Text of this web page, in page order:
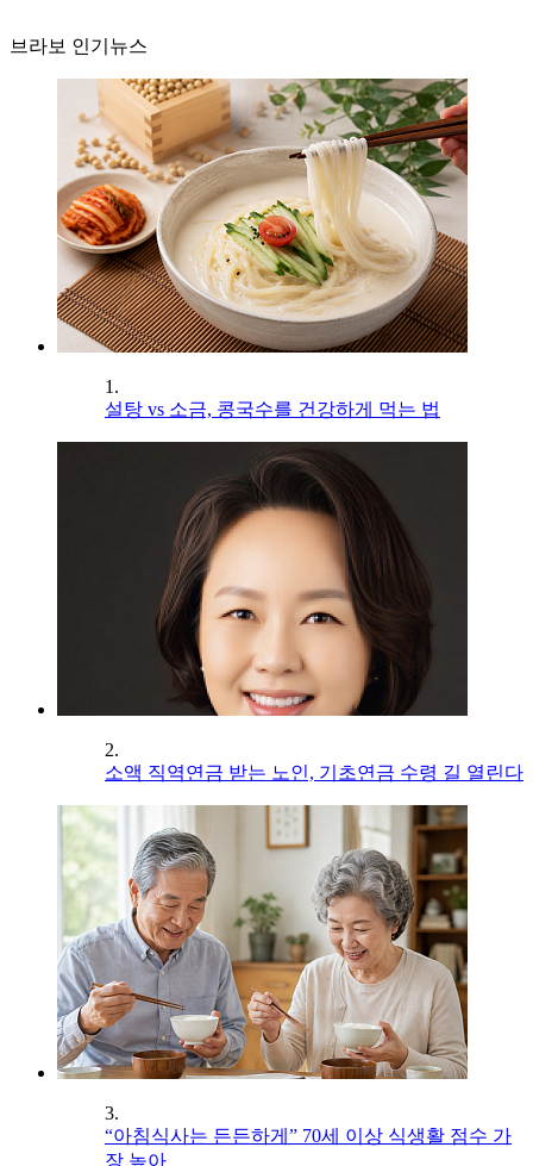
브라보 인기뉴스
1.
설탕 vs 소금, 콩국수를 건강하게 먹는 법
2.
소액 직역연금 받는 노인, 기초연금 수령 길 열린다
3.
“아침식사는 든든하게” 70세 이상 식생활 점수 가
장 높아